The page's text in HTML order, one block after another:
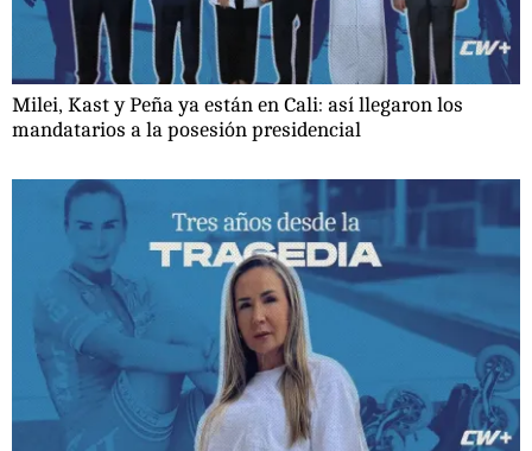
Milei, Kast y Peña ya están en Cali: así llegaron los
mandatarios a la posesión presidencial